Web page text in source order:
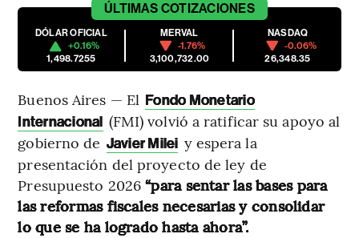
ÚLTIMAS COTIZACIONES
DÓLAR OFICIAL
+0.16%
1,498.7255
MERVAL
-1.76%
3,100,732.00
NASDAQ
-0.06%
26,348.35
Buenos Aires — El Fondo Monetario
Internacional (FMI) volvió a ratificar su apoyo al
gobierno de Javier Milei y espera la
presentación del proyecto de ley de
Presupuesto 2026“para sentar las bases para
las reformas fiscales necesarias y consolidar
lo que se ha logrado hasta ahora”.